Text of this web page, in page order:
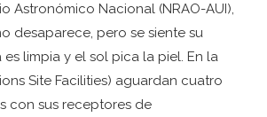
Astronómico Nacional (NRAO-AUI),
desaparece, pero se siente su
limpia y el sol pica la piel. En la
Site Facilities) aguardan cuatro
con sus receptores de